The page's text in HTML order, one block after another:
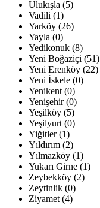
Ulukışla (5)
Vadili (1)
Yarköy (26)
Yayla (0)
Yedikonuk (8)
Yeni Boğaziçi (51)
Yeni Erenköy (22)
Yeni İskele (0)
Yenikent (0)
Yenişehir (0)
Yeşilköy (5)
Yeşilyurt (0)
Yiğitler (1)
Yıldırım (2)
Yılmazköy (1)
Yukarı Girne (1)
Zeybekköy (2)
Zeytinlik (0)
Ziyamet (4)